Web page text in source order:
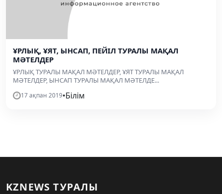
ҰРЛЫҚ, ҰЯТ, ЫНСАП, ПЕЙІЛ ТУРАЛЫ МАҚАЛ
МӘТЕЛДЕР
ҰРЛЫҚ ТУРАЛЫ МАҚАЛ МӘТЕЛДЕР, ҰЯТ ТУРАЛЫ МАҚАЛ
МӘТЕЛДЕР, ЫНСАП ТУРАЛЫ МАҚАЛ МӘТЕЛДЕ...
17 ақпан 2019•Білім
KZNEWS ТУРАЛЫ